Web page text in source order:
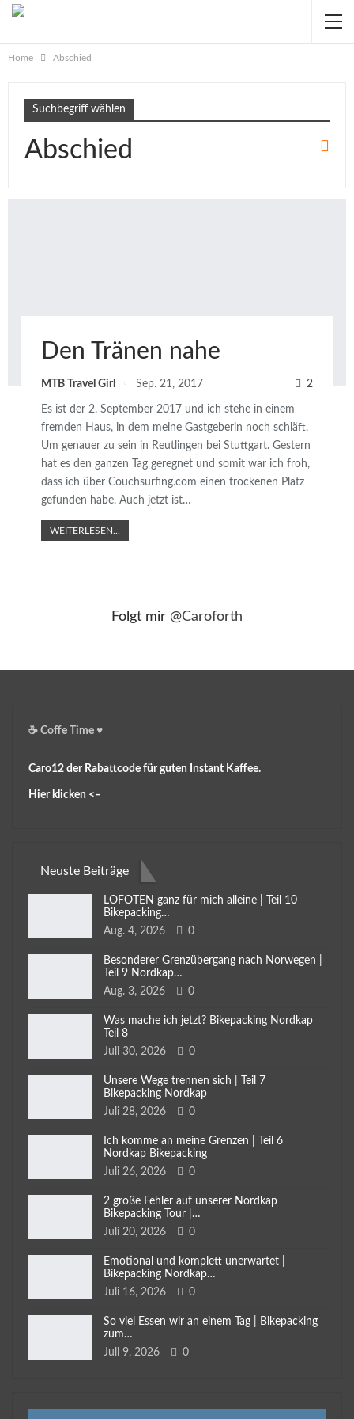
Home Abschied
Suchbegriff wählen
Abschied
Den Tränen nahe
MTB Travel Girl Sep. 21, 2017 2
Es ist der 2. September 2017 und ich stehe in einem
fremden Haus, in dem meine Gastgeberin noch schläft.
Um genauer zu sein in Reutlingen bei Stuttgart. Gestern
hat es den ganzen Tag geregnet und somit war ich froh,
dass ich über Couchsurfing.com einen trockenen Platz
gefunden habe. Auch jetzt ist…
WEITERLESEN...
Folgt mir @Caroforth
☕️ Coffe Time ♥️
Caro12 der Rabattcode für guten Instant Kaffee.
Hier klicken <–
Neuste Beiträge
LOFOTEN ganz für mich alleine | Teil 10
Bikepacking…
Aug. 4, 2026
0
Besonderer Grenzübergang nach Norwegen |
Teil 9 Nordkap…
Aug. 3, 2026
0
Was mache ich jetzt? Bikepacking Nordkap
Teil 8
Juli 30, 2026
0
Unsere Wege trennen sich | Teil 7
Bikepacking Nordkap
Juli 28, 2026
0
Ich komme an meine Grenzen | Teil 6
Nordkap Bikepacking
Juli 26, 2026
0
2 große Fehler auf unserer Nordkap
Bikepacking Tour |…
Juli 20, 2026
0
Emotional und komplett unerwartet |
Bikepacking Nordkap…
Juli 16, 2026
0
So viel Essen wir an einem Tag | Bikepacking
zum…
Juli 9, 2026
0